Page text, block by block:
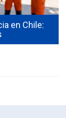
en Chile: